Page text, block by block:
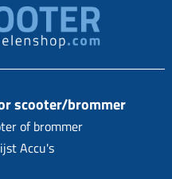
scooter/brommer
of brommer
Accu's